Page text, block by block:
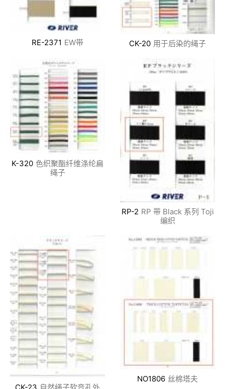
RE-2371 EW带 CK-20 用于后染的绳子
K-320 色织聚酯纤维涤纶扁
绳子
RP-2 RP 带 Black 系列 Toji
编织
NO1806 丝棉塔夫